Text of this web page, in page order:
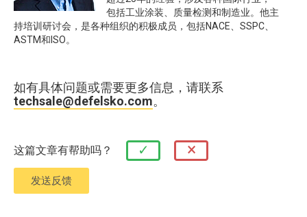
包括工业涂装、质量检测和制造业。他主
持培训研讨会，是各种组织的积极成员，包括NACE、SSPC、
ASTM和ISO。
如有具体问题或需要更多信息，请联系
techsale@defelsko.com。
这篇文章有帮助吗？ ✓ ×